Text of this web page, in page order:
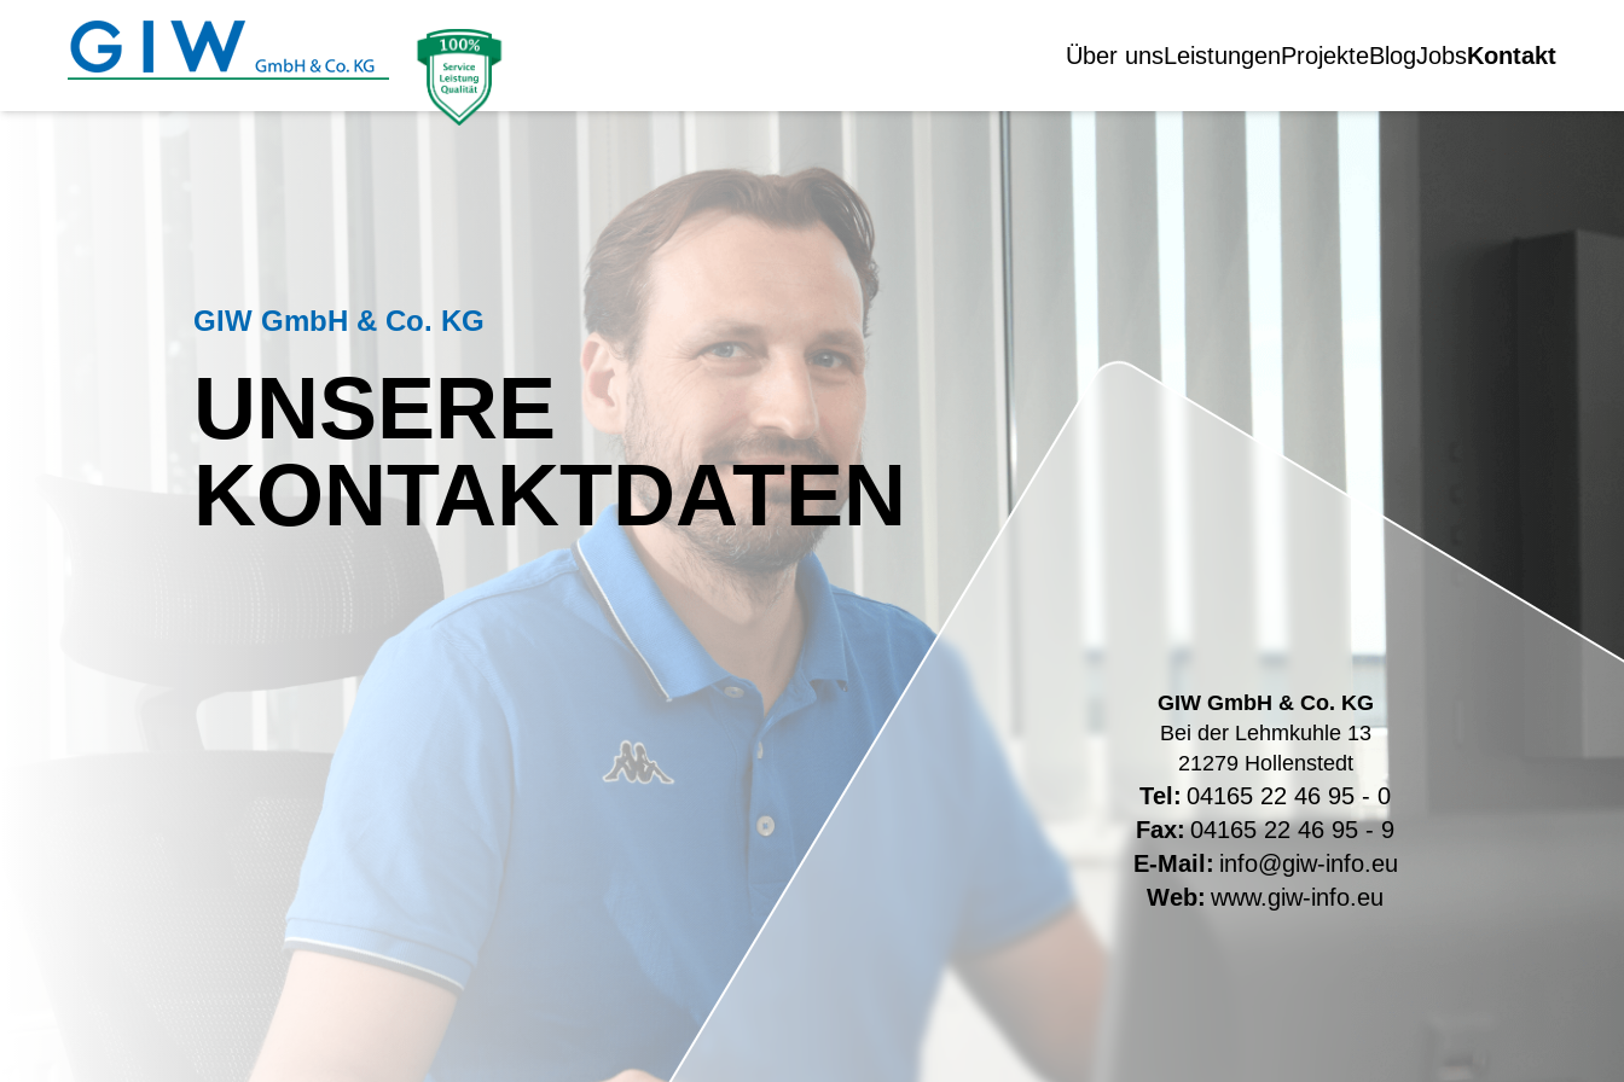
Über unsLeistungenProjekteBlogJobsKontakt
GIW GmbH & Co. KG
UNSERE
KONTAKTDATEN
GIW GmbH & Co. KG
Bei der Lehmkuhle 13
21279 Hollenstedt
Tel: 04165 22 46 95 - 0
Fax:04165 22 46 95 - 9
E-Mail: info@giw-info.eu
Web: www.giw-info.eu